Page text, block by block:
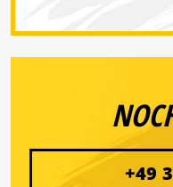
+49